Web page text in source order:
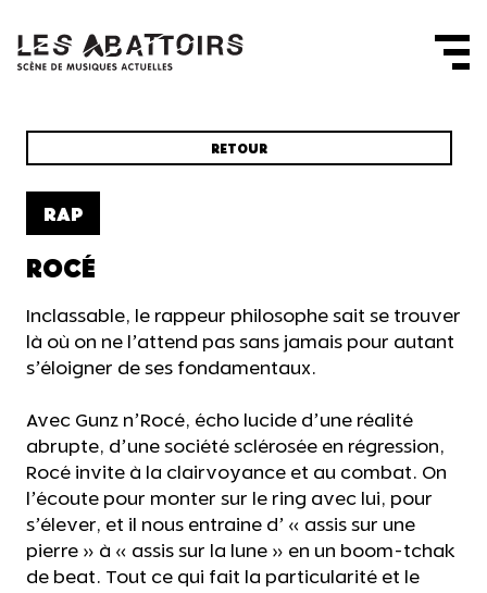
RETOUR
RAP
ROCÉ
Inclassable, le rappeur philosophe sait se trouver
là où on ne l’attend pas sans jamais pour autant
s’éloigner de ses fondamentaux.
Avec Gunz n’Rocé, écho lucide d’une réalité
abrupte, d’une société sclérosée en régression,
Rocé invite à la clairvoyance et au combat. On
l’écoute pour monter sur le ring avec lui, pour
s’élever, et il nous entraine d’ « assis sur une
pierre » à « assis sur la lune » en un boom-tchak
de beat. Tout ce qui fait la particularité et le